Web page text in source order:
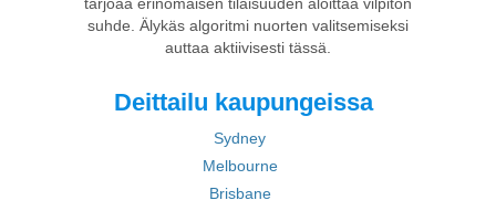
suhde. Älykäs algoritmi nuorten valitsemiseksi
auttaa aktiivisesti tässä.
Deittailu kaupungeissa
Sydney
Melbourne
Brisbane